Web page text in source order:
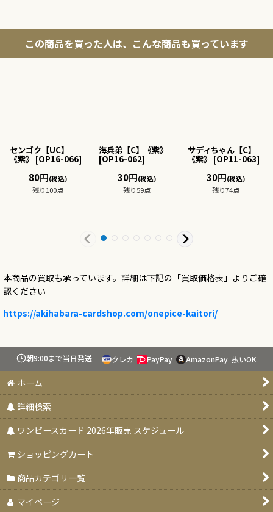
この商品を買った人は、こんな商品も買っています
センゴク【UC】
《紫》 [OP16-066]
80円(税込)
残り100点
海兵弟【C】《紫》
[OP16-062]
30円(税込)
残り59点
サディちゃん【C】
《紫》 [OP11-063]
30円(税込)
残り74点
本商品の買取も承っています。詳細は下記の「買取価格表」よりご確
認ください
https://akihabara-cardshop.com/onepice-kaitori/
朝9:00まで当日発送 クレカ PayPay AmazonPay 払いOK
ホーム
詳細検索
ワンピースカード 2026年販売 スケジュール
ショッピングカート
商品カテゴリ一覧
マイページ